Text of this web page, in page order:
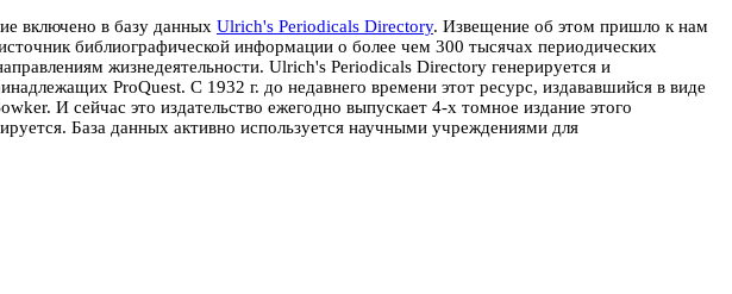
включено в базу данных Ulrich's Periodicals Directory. Извещение об этом пришло к нам
библиографической информации о более чем 300 тысячах периодических
жизнедеятельности. Ulrich's Periodicals Directory генерируется и
ProQuest. С 1932 г. до недавнего времени этот ресурс, издававшийся в виде
И сейчас это издательство ежегодно выпускает 4-х томное издание этого
База данных активно используется научными учреждениями для